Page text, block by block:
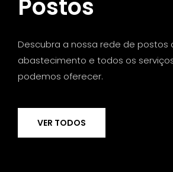
Postos
Descubra a nossa rede de postos
abastecimento e todos os
podemos oferecer.
VER TODOS